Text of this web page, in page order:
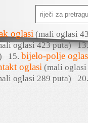
oglasi (mali oglasi
oglasi 423 puta)13.
15. bijelo-polje
oglasi (mali
oglasi 289 puta) 20.